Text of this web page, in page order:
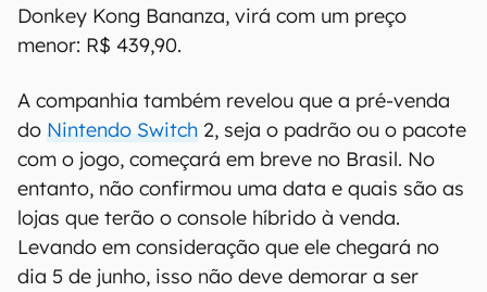
Donkey Kong Bananza, virá com um preço
menor: R$ 439,90.
A companhia também revelou que a pré-venda
do Nintendo Switch 2, seja o padrão ou o pacote
com o jogo, começará em breve no Brasil. No
entanto, não confirmou uma data e quais são as
lojas que terão o console híbrido à venda.
Levando em consideração que ele chegará no
dia 5 de junho, isso não deve demorar a ser